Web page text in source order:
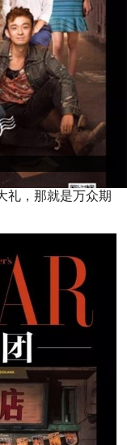
礼，那就是万众期